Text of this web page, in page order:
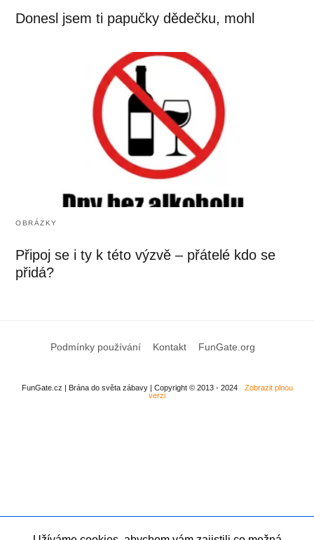
Donesl jsem ti papučky dědečku, mohl
OBRÁZKY
Připoj se i ty k této výzvě – přátelé kdo se
přidá?
Podmínky používání Kontakt FunGate.org
FunGate.cz | Brána do světa zábavy | Copyright © 2013 - 2024
Zobrazit plnou
verzi